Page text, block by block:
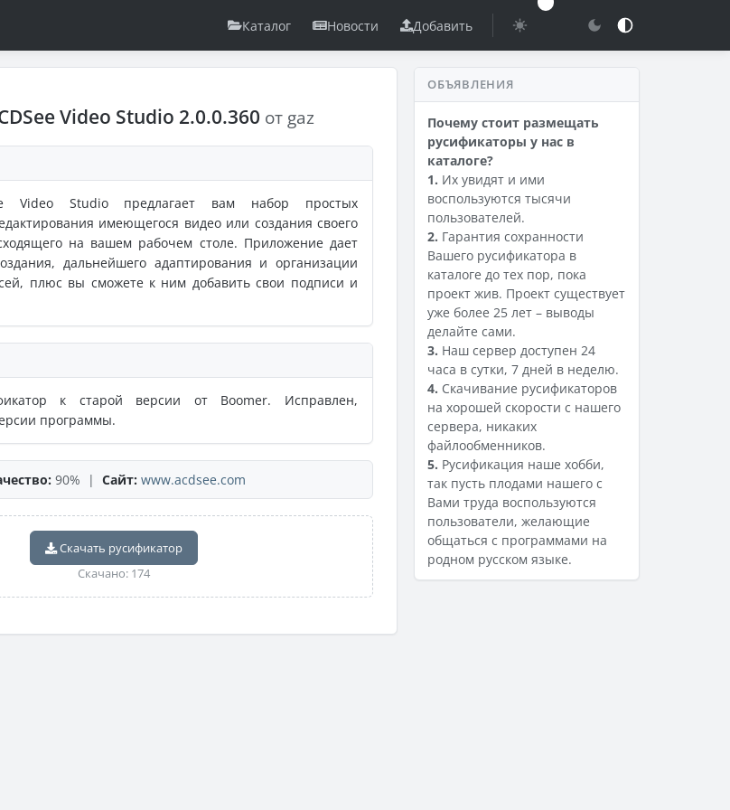
Каталог Новости Добавить
Video Studio 2.0.0.360 от gaz
Video Studio предлагает вам набор простых
имеющегося видео или создания своего
на вашем рабочем столе. Приложение дает
дальнейшего адаптирования и организации
плюс вы сможете к ним добавить свои подписи и
к старой версии от Boomer. Исправлен,
программы.
90% | Сайт: www.acdsee.com
Скачать русификатор
Скачано: 174
ОБЪЯВЛЕНИЯ
Почему стоит размещать
русификаторы у нас в
каталоге?
1. Их увидят и ими
воспользуются тысячи
пользователей.
2. Гарантия сохранности
Вашего русификатора в
каталоге до тех пор, пока
проект жив. Проект существует
уже более 25 лет – выводы
делайте сами.
3. Наш сервер доступен 24
часа в сутки, 7 дней в неделю.
4. Скачивание русификаторов
на хорошей скорости с нашего
сервера, никаких
файлообменников.
5. Русификация наше хобби,
так пусть плодами нашего с
Вами труда воспользуются
пользователи, желающие
общаться с программами на
родном русском языке.